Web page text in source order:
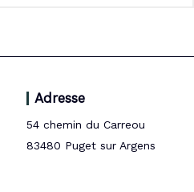
Adresse
54 chemin du Carreou
83480 Puget sur Argens